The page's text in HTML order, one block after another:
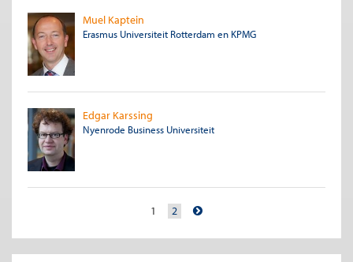
Muel Kaptein
Erasmus Universiteit Rotterdam en KPMG
Edgar Karssing
Nyenrode Business Universiteit
1 2